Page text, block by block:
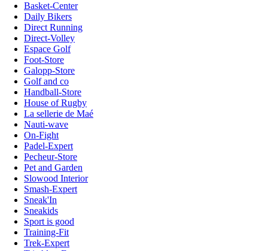
Basket-Center
Daily Bikers
Direct Running
Direct-Volley
Espace Golf
Foot-Store
Galopp-Store
Golf and co
Handball-Store
House of Rugby
La sellerie de Maé
Nauti-wave
On-Fight
Padel-Expert
Pecheur-Store
Pet and Garden
Slowood Interior
Smash-Expert
Sneak'In
Sneakids
Sport is good
Training-Fit
Trek-Expert